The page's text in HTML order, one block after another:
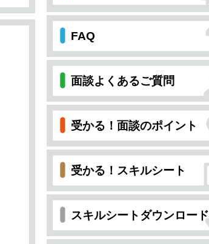
FAQ
面談よくあるご質問
受かる！面談のポイント
受かる！スキルシート
スキルシートダウンロード